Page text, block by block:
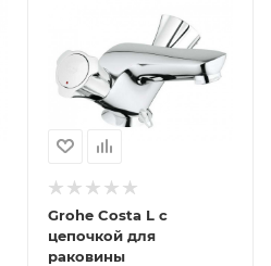
Grohe Costa L с
цепочкой для
раковины